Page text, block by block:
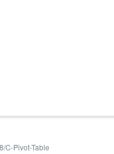
C-Pivot-Table